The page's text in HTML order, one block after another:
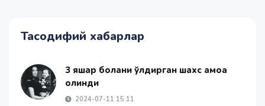
Тасодифий хабарлар
3 яшар болани ўлдирган шахс қамоққа
олинди
2024-07-11 15:11